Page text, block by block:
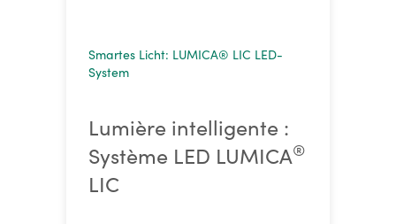
Smartes Licht: LUMICA® LIC LED-
System
Lumière intelligente :
Système LED LUMICA®
LIC